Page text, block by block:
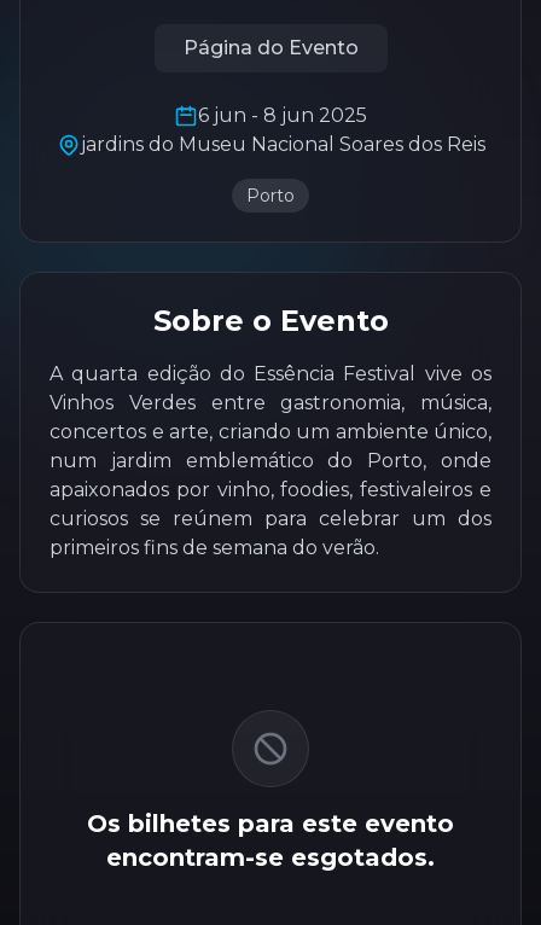
Página do Evento
6 jun - 8 jun 2025
jardins do Museu Nacional Soares dos Reis
Porto
Sobre o Evento
A quarta edição do Essência Festival vive os
Vinhos Verdes entre gastronomia, música,
concertos e arte, criando um ambiente único,
num jardim emblemático do Porto, onde
apaixonados por vinho, foodies, festivaleiros e
curiosos se reúnem para celebrar um dos
primeiros fins de semana do verão.
Os bilhetes para este evento
encontram-se esgotados.